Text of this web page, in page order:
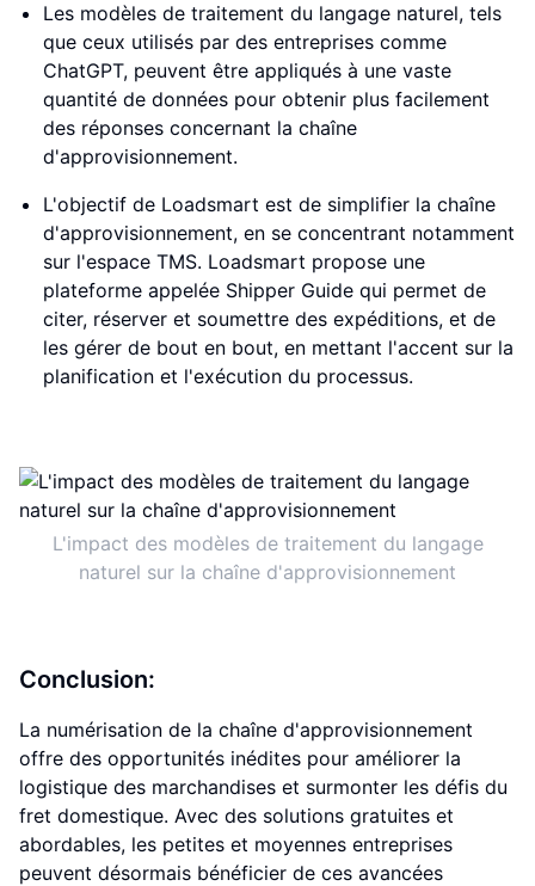
Les modèles de traitement du langage naturel, tels
que ceux utilisés par des entreprises comme
ChatGPT, peuvent être appliqués à une vaste
quantité de données pour obtenir plus facilement
des réponses concernant la chaîne
d'approvisionnement.
L'objectif de Loadsmart est de simplifier la chaîne
d'approvisionnement, en se concentrant notamment
sur l'espace TMS. Loadsmart propose une
plateforme appelée Shipper Guide qui permet de
citer, réserver et soumettre des expéditions, et de
les gérer de bout en bout, en mettant l'accent sur la
planification et l'exécution du processus.
L'impact des modèles de traitement du langage
naturel sur la chaîne d'approvisionnement
Conclusion:
La numérisation de la chaîne d'approvisionnement
offre des opportunités inédites pour améliorer la
logistique des marchandises et surmonter les défis du
fret domestique. Avec des solutions gratuites et
abordables, les petites et moyennes entreprises
peuvent désormais bénéficier de ces avancées